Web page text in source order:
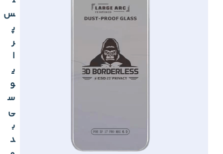
س
پ
ر
ا
ی
و
س
ی
ب
د